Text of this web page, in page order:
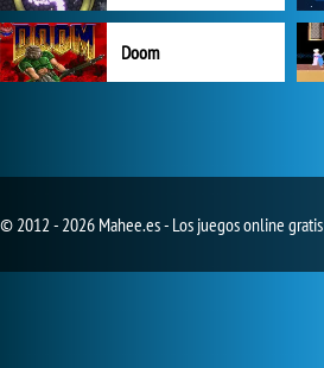
Doom
© 2012 - 2026 Mahee.es - Los juegos online gratis